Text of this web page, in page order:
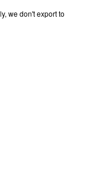
we don't export to